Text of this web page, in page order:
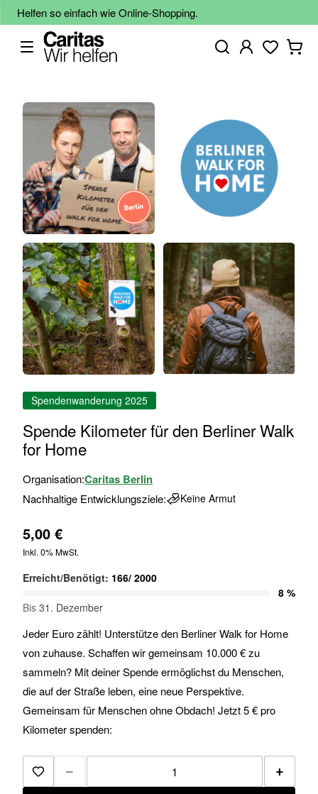
Helfen so einfach wie Online-Shopping.
Zum
Bildgalerie
springen
Anfang
der
Bildgalerie
springen
Spendenwanderung 2025
Spende Kilometer für den Berliner Walk
for Home
Organisation:Caritas Berlin
Nachhaltige Entwicklungsziele: Keine Armut
5,00 €
Inkl. 0% MwSt.
Erreicht/Benötigt: 166/ 2000
8 %
Bis 31. Dezember
Jeder Euro zählt! Unterstütze den Berliner Walk for Home
von zuhause. Schaffen wir gemeinsam 10.000 € zu
sammeln? Mit deiner Spende ermöglichst du Menschen,
die auf der Straße leben, eine neue Perspektive.
Gemeinsam für Menschen ohne Obdach! Jetzt 5 € pro
Kilometer spenden:
Zur Merkliste hinzufügen
− +